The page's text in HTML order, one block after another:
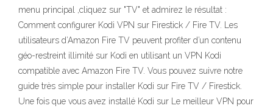
menu principal ,cliquez sur "TV" et admirez le résultat :
Comment configurer Kodi VPN sur Firestick / Fire TV. Les
utilisateurs d’Amazon Fire TV peuvent profiter d’un contenu
géo-restreint illimité sur Kodi en utilisant un VPN Kodi
compatible avec Amazon Fire TV. Vous pouvez suivre notre
guide très simple pour installer Kodi sur Fire TV / Firestick.
Une fois que vous avez installé Kodi sur Le meilleur VPN pour